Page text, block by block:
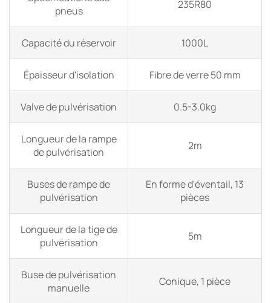
pneus
235R80
Capacité du réservoir 1000L
Épaisseur d'isolation Fibre de verre 50 mm
Valve de pulvérisation 0.5-3.0kg
Longueur de la rampe
de pulvérisation
2m
Buses de rampe de
pulvérisation
En forme d'éventail, 13
pièces
Longueur de la tige de
pulvérisation
5m
Buse de pulvérisation
manuelle
Conique, 1 pièce